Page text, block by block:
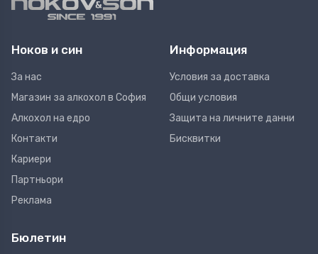
Ноков и син
За нас
Магазин за алкохол в София
Алкохол на едро
Контакти
Кариери
Партньори
Реклама
Информация
Условия за доставка
Общи условия
Защита на личните данни
Бисквитки
Бюлетин